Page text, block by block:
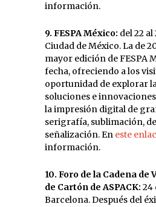
información.
9. FESPA México: del 22
Ciudad de México. La de
mayor edición de FESPA
fecha, ofreciendo a los
oportunidad de explorar
soluciones e
la impresión digital de
serigrafía, sublimación,
señalización. En este
información.
10. Foro de la Cadena de
de Cartón de ASPACK: 24
Barcelona. Después del